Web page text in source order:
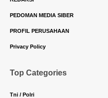
PEDOMAN MEDIA SIBER
PROFIL PERUSAHAAN
Privacy Policy
Top Categories
Tni / Polri